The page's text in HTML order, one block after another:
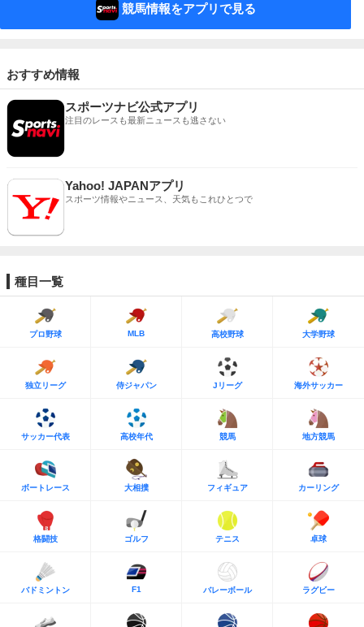
競馬情報をアプリで見る
おすすめ情報
スポーツナビ公式アプリ
注目のレースも最新ニュースも逃さない
Yahoo! JAPANアプリ
スポーツ情報やニュース、天気もこれひとつで
種目一覧
プロ野球 MLB 高校野球 大学野球
独立リーグ 侍ジャパン Jリーグ 海外サッカー
サッカー代表 高校年代 競馬 地方競馬
ボートレース 大相撲 フィギュア カーリング
格闘技 ゴルフ テニス 卓球
バドミントン F1 バレーボール ラグビー